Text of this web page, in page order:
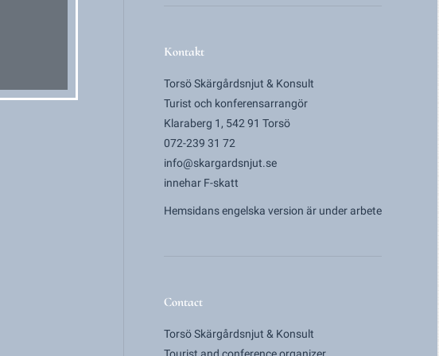
Kontakt
Torsö Skärgårdsnjut & Konsult
Turist och konferensarrangör
Klaraberg 1, 542 91 Torsö
072-239 31 72
info@skargardsnjut.se
innehar F-skatt
Hemsidans engelska version är under arbete
Contact
Torsö Skärgårdsnjut & Konsult